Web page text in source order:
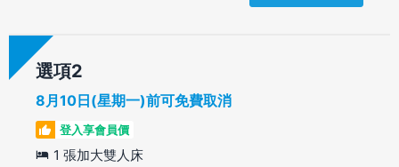
選項
8月10日(星期一)前可免費取消
登入享會員價
1 張加大雙人床